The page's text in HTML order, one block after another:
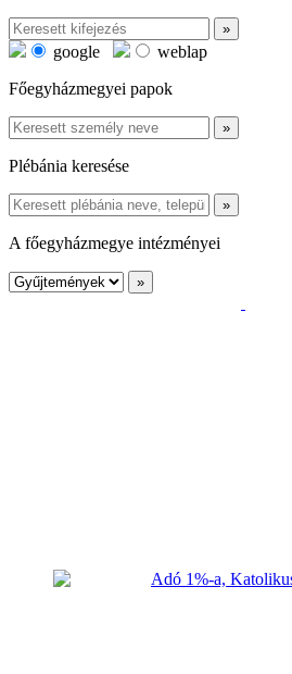
google
weblap
Főegyházmegyei papok
Plébánia keresése
A főegyházmegye intézményei